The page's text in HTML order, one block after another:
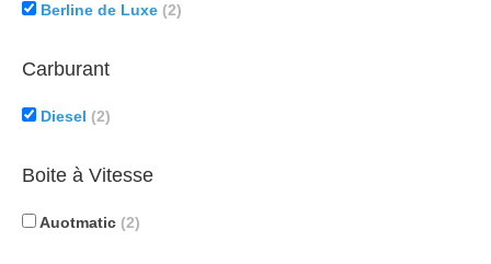
Berline de Luxe (2)
Carburant
Diesel (2)
Boite à Vitesse
Auotmatic (2)